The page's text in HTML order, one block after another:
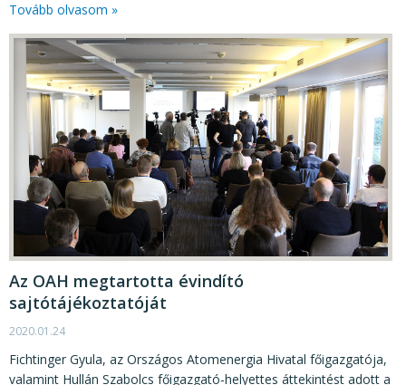
Tovább olvasom »
Az OAH megtartotta évindító
sajtótájékoztatóját
2020.01.24
Fichtinger Gyula, az Országos Atomenergia Hivatal főigazgatója,
valamint Hullán Szabolcs főigazgató-helyettes áttekintést adott a